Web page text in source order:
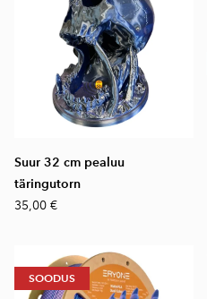
Suur 32 cm pealuu
täringutorn
35,00 €
SOODUS